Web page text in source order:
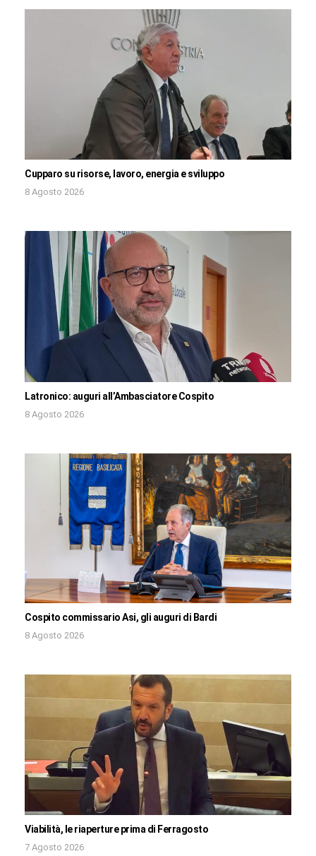
Cupparo su risorse, lavoro, energia e sviluppo
8 Agosto 2026
Latronico: auguri all’Ambasciatore Cospito
8 Agosto 2026
Cospito commissario Asi, gli auguri di Bardi
8 Agosto 2026
Viabilità, le riaperture prima di Ferragosto
7 Agosto 2026